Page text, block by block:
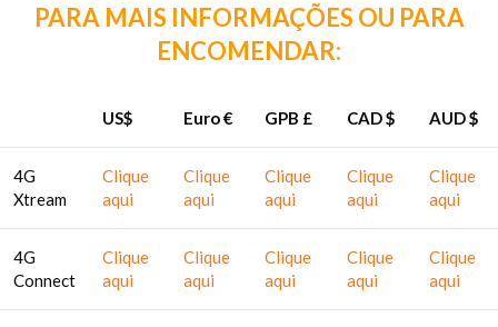
PARA MAIS INFORMAÇÕES OU PARA
ENCOMENDAR:
US$ Euro € GPB £ CAD $ AUD $
4G
Xtream
Clique
aqui
Clique
aqui
Clique
aqui
Clique
aqui
Clique
aqui
4G
Connect
Clique
aqui
Clique
aqui
Clique
aqui
Clique
aqui
Clique
aqui